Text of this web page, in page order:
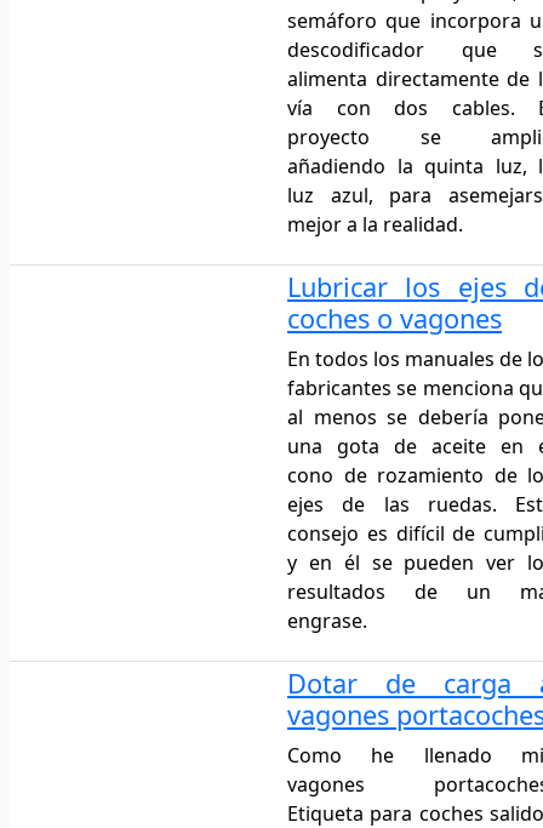
semáforo que incorpora
descodificador que
alimenta directamente de
vía con dos cables.
proyecto se
añadiendo la quinta luz,
luz azul, para
mejor a la realidad.
Lubricar los ejes
coches o vagones
En todos los manuales de
fabricantes se menciona
al menos se debería
una gota de aceite en
cono de rozamiento de
ejes de las ruedas.
consejo es difícil de
y en él se pueden ver
resultados de un
engrase.
Dotar de carga
vagones
Como he llenado
vagones
Etiqueta para coches